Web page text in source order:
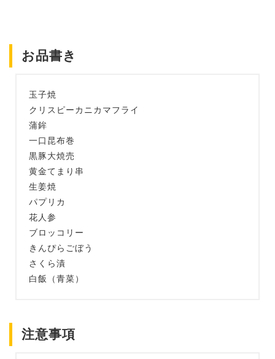
お品書き
玉子焼
クリスピーカニカマフライ
蒲鉾
一口昆布巻
黒豚大焼売
黄金てまり串
生姜焼
パプリカ
花人参
ブロッコリー
きんぴらごぼう
さくら漬
白飯（青菜）
注意事項